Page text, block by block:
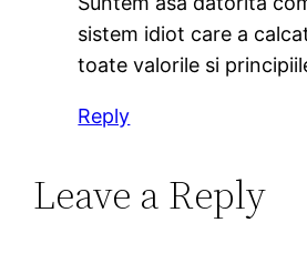
sistem idiot care a
toate valorile si
Reply
Leave a Reply